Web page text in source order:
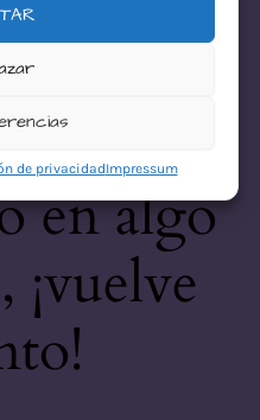
de privacidadImpressum
este
en algo